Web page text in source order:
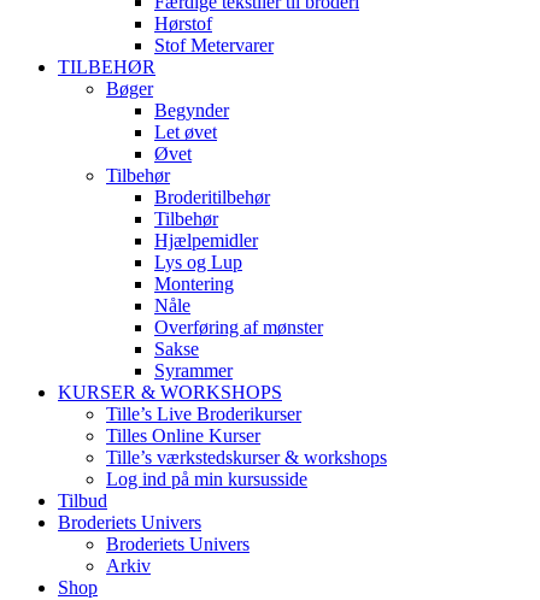
Hørstof
Stof Metervarer
TILBEHØR
Bøger
Begynder
Let øvet
Øvet
Tilbehør
Broderitilbehør
Tilbehør
Hjælpemidler
Lys og Lup
Montering
Nåle
Overføring af mønster
Sakse
Syrammer
KURSER & WORKSHOPS
Tille’s Live Broderikurser
Tilles Online Kurser
Tille’s værkstedskurser & workshops
Log ind på min kursusside
Tilbud
Broderiets Univers
Broderiets Univers
Arkiv
Shop